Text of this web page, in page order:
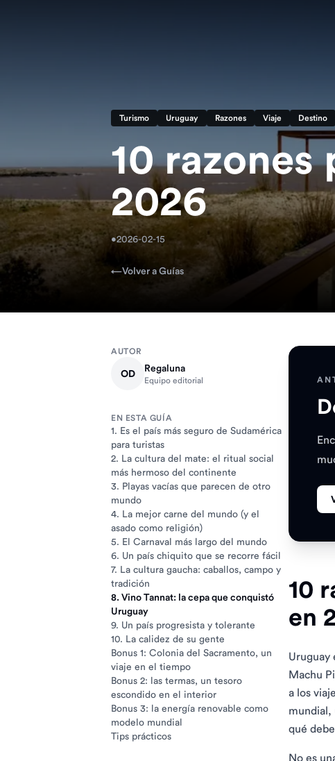
Turismo Uruguay Razones Viaje Destino
10
2026
•2026-02-15
←Volver a Guías
AUTOR
OD Regaluna
Equipo editorial
EN ESTA GUÍA
1. Es el país más seguro de Sudamérica
para turistas
2. La cultura del mate: el ritual social
más hermoso del continente
3. Playas vacías que parecen de otro
mundo
4. La mejor carne del mundo (y el
asado como religión)
5. El Carnaval más largo del mundo
6. Un país chiquito que se recorre fácil
7. La cultura gaucha: caballos, campo y
tradición
8. Vino Tannat: la cepa que conquistó
Uruguay
9. Un país progresista y tolerante
10. La calidez de su gente
Bonus 1: Colonia del Sacramento, un
viaje en el tiempo
Bonus 2: las termas, un tesoro
escondido en el interior
Bonus 3: la energía renovable como
modelo mundial
Tips prácticos
10
en
Uruguay
Machu
a los
mundial,
qué
No es